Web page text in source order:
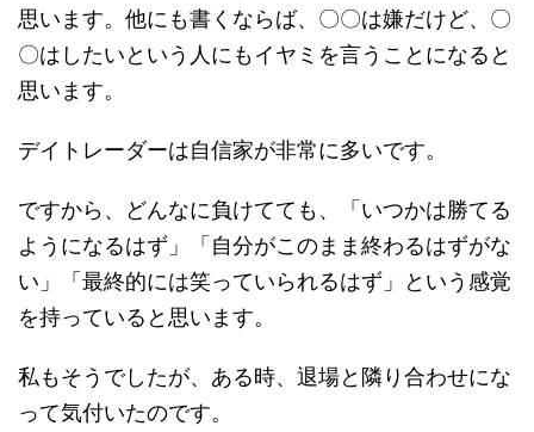
思います。他にも書くならば、〇〇は嫌だけど、〇
〇はしたいという人にもイヤミを言うことになると
思います。
デイトレーダーは自信家が非常に多いです。
ですから、どんなに負けてても、「いつかは勝てる
ようになるはず」「自分がこのまま終わるはずがな
い」「最終的には笑っていられるはず」という感覚
を持っていると思います。
私もそうでしたが、ある時、退場と隣り合わせにな
って気付いたのです。